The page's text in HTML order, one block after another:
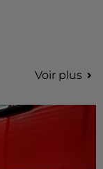
Voir plus